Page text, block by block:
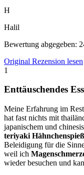
H
Halil
Bewertung abgegeben:
Original Rezension lesen
1
Enttäuschendes
Meine Erfahrung im
hat fast nichts mit
japanischem und
teriyaki
Beleidigung für die
weil ich
wieder besuchen und